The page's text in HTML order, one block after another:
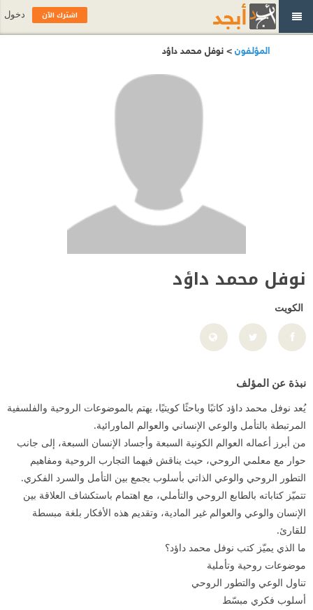
المؤلفون> نوفل محمد داؤد
نوفل محمد داؤد
الكويت
نبذة عن المؤلف
يُعد نوفل محمد داؤد كاتبًا وباحثًا كويتيًا، يهتم بالموضوعات الروحية والفلسفية
المرتبطة بالتأمل والوعي الإنساني والعوالم الماورائية.
من أبرز أعماله العوالم الكونية السبعة وأجساد الإنسان السبعة، إلى جانب
حوار مع معلمي الروحي، حيث يناقش فيهما التجارب الروحية ومفاهيم
التطور الروحي والوعي الذاتي بأسلوب يجمع بين التأمل والسرد الفكري.
تتميّز كتاباته بالطابع الروحي والتأملي، مع اهتمام باستكشاف العلاقة بين
الإنسان والوعي والعوالم غير المادية، وتقديم هذه الأفكار بلغة مبسطة
للقارئ.
ما الذي يميّز كتب نوفل محمد داؤد؟
موضوعات روحية وتأملية
تناول الوعي والتطور الروحي
أسلوب فكري مبسّط
اشترك الآن دخول